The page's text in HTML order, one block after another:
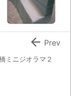
ミニジオラマ２
 Prev